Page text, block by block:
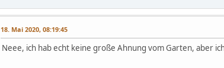
18. Mai 2020, 08:19:45
Neee, ich hab echt keine große Ahnung vom Garten, aber